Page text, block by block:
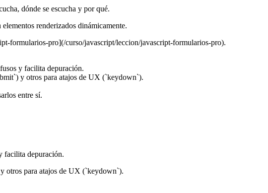
dónde se escucha y por qué.
renderizados dinámicamente.
formularios-pro](/curso/javascript/leccion/javascript-formularios-pro).
y facilita depuración.
y otros para atajos de UX (`keydown`).
entre sí.
facilita depuración.
otros para atajos de UX (`keydown`).